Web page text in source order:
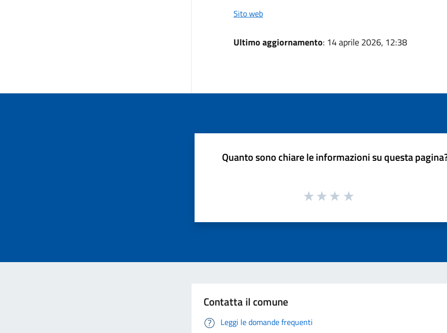
Sito web
Ultimo aggiornamento: 14 aprile 2026, 12:38
Quanto sono chiare le informazioni su questa
Contatta il comune
Leggi le domande frequenti